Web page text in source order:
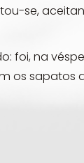
se,
foi, na
os sapatos